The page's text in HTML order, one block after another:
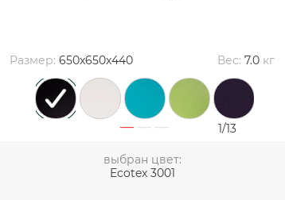
Размер: 650x650x440 Вес: 7.0 кг
1/13
выбран цвет:
Ecotex 3001